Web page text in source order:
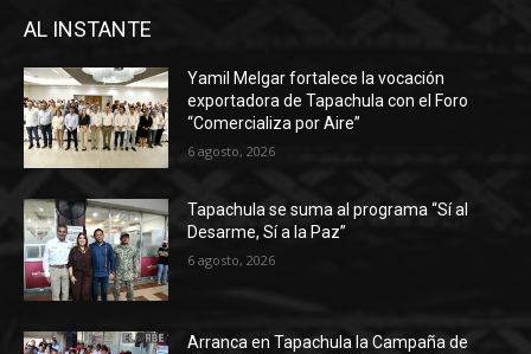
AL INSTANTE
Yamil Melgar fortalece la vocación
exportadora de Tapachula con el Foro
“Comercializa por Aire”
6 agosto, 2026
Tapachula se suma al programa “Sí al
Desarme, Sí a la Paz”
6 agosto, 2026
Arranca en Tapachula la Campaña de